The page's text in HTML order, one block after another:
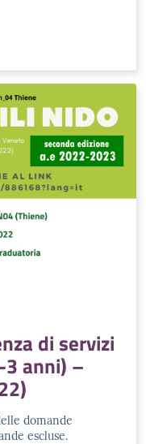
di servizi
anni) –
domande
escluse.